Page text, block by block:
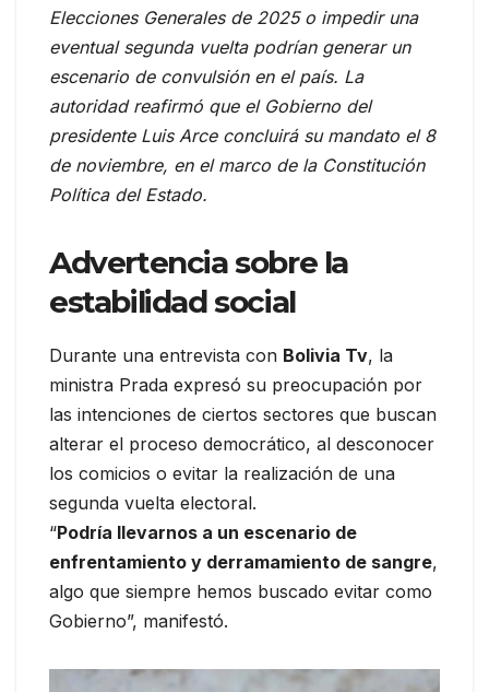
Elecciones Generales de 2025 o impedir una
eventual segunda vuelta podrían generar un
escenario de convulsión en el país. La
autoridad reafirmó que el Gobierno del
presidente Luis Arce concluirá su mandato el 8
de noviembre, en el marco de la Constitución
Política del Estado.
Advertencia sobre la
estabilidad social
Durante una entrevista con Bolivia Tv, la
ministra Prada expresó su preocupación por
las intenciones de ciertos sectores que buscan
alterar el proceso democrático, al desconocer
los comicios o evitar la realización de una
segunda vuelta electoral.
“Podría llevarnos a un escenario de
enfrentamiento y derramamiento de sangre,
algo que siempre hemos buscado evitar como
Gobierno”, manifestó.